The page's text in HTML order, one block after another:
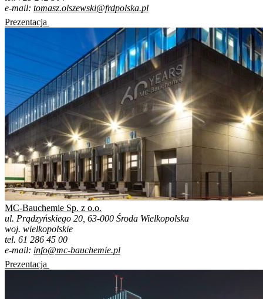
e-mail: tomasz.olszewski@frdpolska.pl
Prezentacja
MC-Bauchemie Sp. z o.o.
ul. Prądzyńskiego 20, 63-000 Środa Wielkopolska
woj. wielkopolskie
tel. 61 286 45 00
e-mail: info@mc-bauchemie.pl
Prezentacja